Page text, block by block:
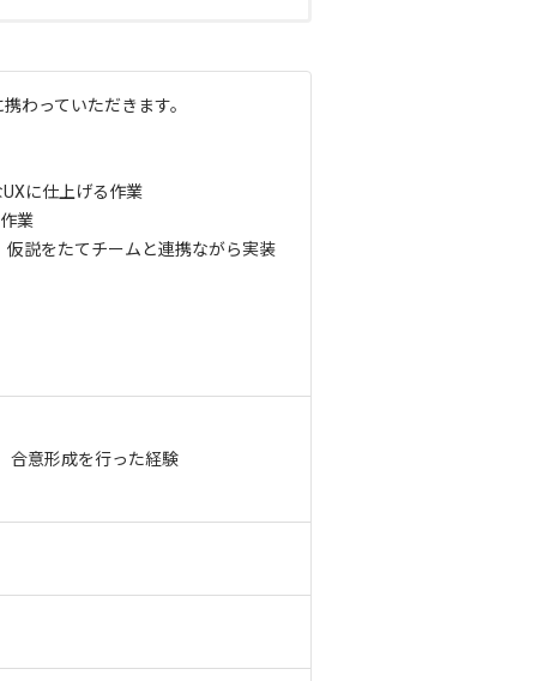
わっていただきます。
に仕上げる作業
業
説をたてチームと連携ながら実装
合意形成を行った経験